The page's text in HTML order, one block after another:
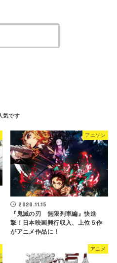
アニソン
2020.11.15
『鬼滅の刃 無限列車編』快進
撃！日本映画興行収入、上位５作
がアニメ作品に！
アニメ